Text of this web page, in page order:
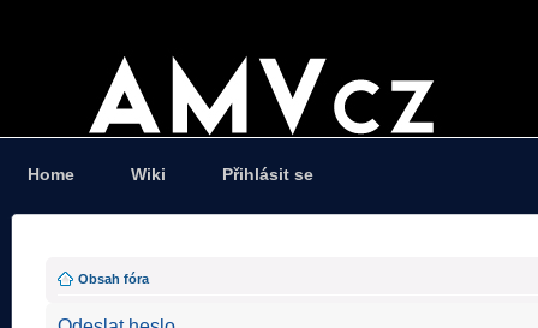
Home Wiki Přihlásit se
Obsah fóra